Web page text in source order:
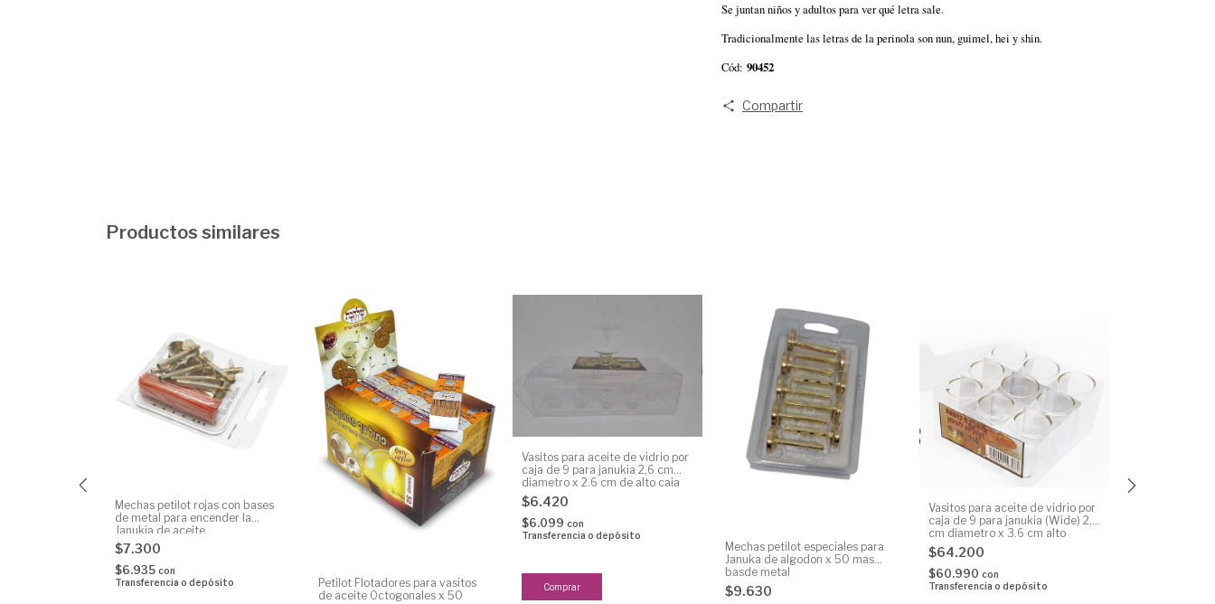
Se juntan niños y adultos para ver qué letra sale.
Tradicionalmente las letras de la perinola son nun, guimel, hei y shin.
Cód: 90452
Compartir
Productos similares
Mechas petilot rojas con bases
de metal para encender la
Janukia de aceite
$7.300
$6.935 con
Transferencia o depósito
Petilot Flotadores para vasitos
de aceite Octogonales x 50
Vasitos para aceite de vidrio por
caja de 9 para janukia 2,6 cm
diametro x 2,6 cm de alto caja
rectangular
$6.420
$6.099 con
Transferencia o depósito
Mechas petilot especiales para
Januka de algodon x 50 mas
basde metal
$9.630
Vasitos para aceite de vidrio por
caja de 9 para janukia (Wide) 2,8
cm diametro x 3,6 cm alto
$64.200
$60.990 con
Transferencia o depósito